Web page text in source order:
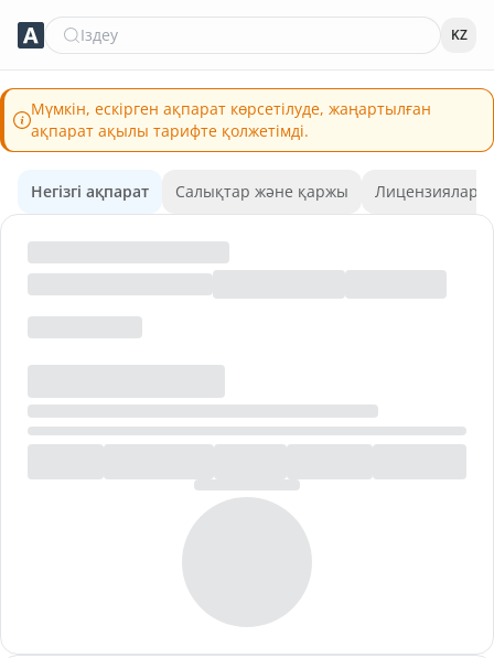
Іздеу KZ
Мүмкін, ескірген ақпарат көрсетілуде, жаңартылған
ақпарат ақылы тарифте қолжетімді.
Негізгі ақпарат Салықтар және қаржы Лицензиялар